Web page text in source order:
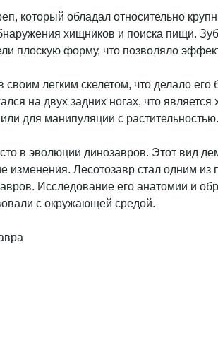
который обладал относительно
хищников и поиска пищи.
плоскую форму, что позволяло
своим легким скелетом, что делало
на двух задних ногах, что
для манипуляции с растительностью.
в эволюции динозавров. Этот вид
изменения. Лесотозавр стал одним
Исследование его анатомии и
с окружающей средой.